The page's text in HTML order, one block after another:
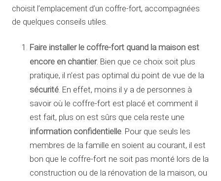
choisit l’emplacement d’un coffre-fort, accompagnées
de quelques conseils utiles.
Faire installer le coffre-fort quand la maison est
encore en chantier. Bien que ce choix soit plus
pratique, il n’est pas optimal du point de vue de la
sécurité . En effet, moins il y a de personnes à
savoir où le coffre-fort est placé et comment il
est fait, plus on est sûrs que cela reste une
information confidentielle . Pour que seuls les
membres de la famille en soient au courant, il est
bon que le coffre-fort ne soit pas monté lors de la
construction ou de la rénovation de la maison, ou